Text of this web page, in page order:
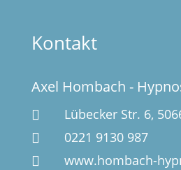
Kontakt
Axel Hombach -
 Lübecker Str. 6,
 0221 9130 987
 www.hombach-